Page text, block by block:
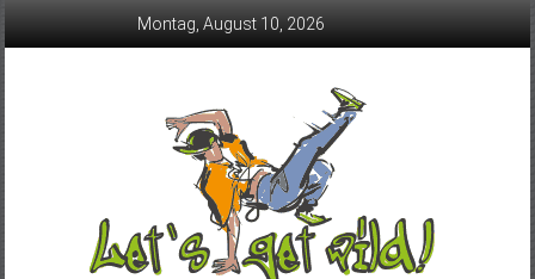
Montag, August 10, 2026